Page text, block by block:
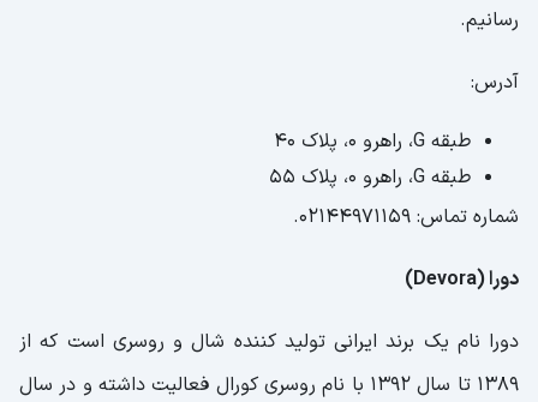
رسانیم.
آدرس:
طبقه G، راهرو 0، پلاک 40
طبقه G، راهرو 0، پلاک 55
شماره تماس: 02144971159.
دورا (Devora)
دورا نام یک برند ایرانی تولید کننده شال و روسری است که از
1389 تا سال 1392 با نام روسری کورال فعالیت داشته و در سال